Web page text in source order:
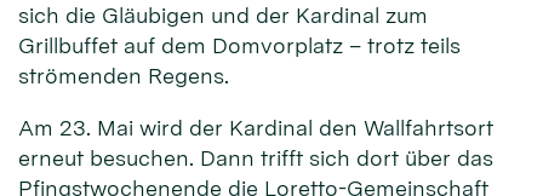
sich die Gläubigen und der Kardinal zum
Grillbuffet auf dem Domvorplatz – trotz teils
strömenden Regens.
Am 23. Mai wird der Kardinal den Wallfahrtsort
erneut besuchen. Dann trifft sich dort über das
Pfingstwochenende die Loretto-Gemeinschaft